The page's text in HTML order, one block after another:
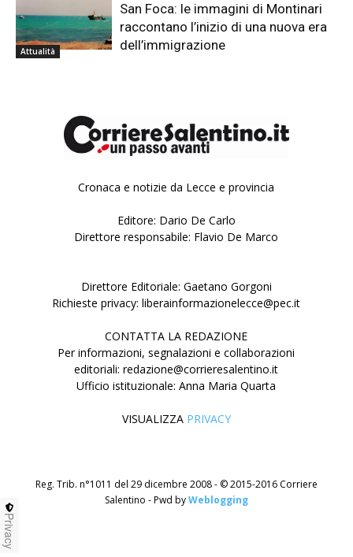
Attualità
San Foca: le immagini di Montinari
raccontano l’inizio di una nuova era
dell’immigrazione
Cronaca e notizie da Lecce e provincia
Editore: Dario De Carlo
Direttore responsabile: Flavio De Marco
Direttore Editoriale: Gaetano Gorgoni
Richieste privacy: liberainformazionelecce@pec.it
CONTATTA LA REDAZIONE
Per informazioni, segnalazioni e collaborazioni
editoriali: redazione@corrieresalentino.it
Ufficio istituzionale: Anna Maria Quarta
VISUALIZZA PRIVACY
Reg. Trib. n°1011 del 29 dicembre 2008 - © 2015-2016 Corriere
Salentino - Pwd byWeblogging
Privacy